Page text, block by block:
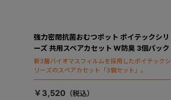
強力密閉抗菌おむつポット ポイテックシリ
ーズ 共用スペアカセット W防臭 3個パック
新3層バイオマスフィルムを採用したポイテックシ
リーズのスペアカセット「3個セット」。
￥3,520